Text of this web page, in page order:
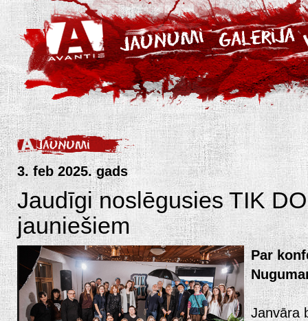
3. feb 2025. gads
Jaudīgi noslēgusies TIK
jauniešiem
Par
Janvāra